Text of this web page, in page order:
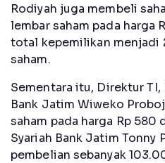
Rodiyah juga membeli
lembar saham pada harga
total kepemilikan menjadi
saham.
Sementara itu, Direktur
Bank Jatim Wiweko
saham pada harga Rp 580
Syariah Bank Jatim Tonny
pembelian sebanyak